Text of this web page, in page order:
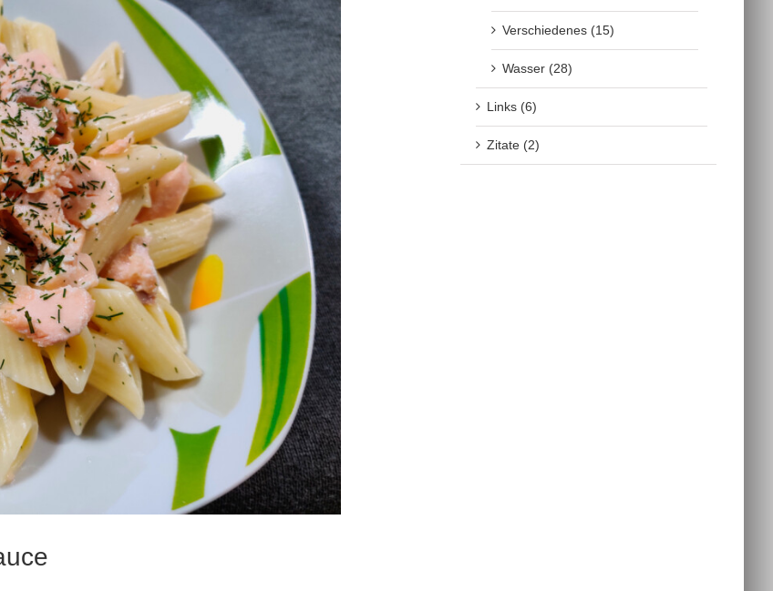
Verschiedenes (15)
Wasser (28)
Links (6)
Zitate (2)